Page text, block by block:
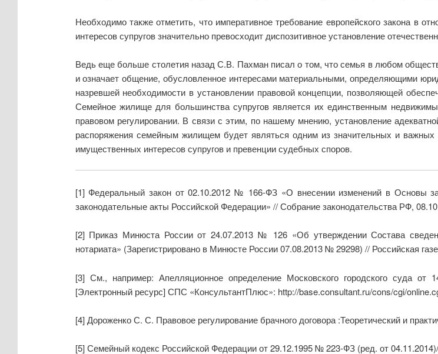
Необходимо также отметить, что императивное требование европейского закона в
интересов супругов значительно превосходит диспозитивное установление
Ведь еще больше столетия назад С.В. Пахман писал о том, что семья в любом
и означает общение, обусловленное интересами материальными, определяющими
назревшей необходимости в установлении правовой концепции, позволяющей
Семейное жилище для большинства супругов является их единственным
правовом регулировании. В связи с этим, по нашему мнению, установление
распоряжения семейным жилищем будет являться одним из значительных и
имущественных интересов супругов и превенции судебных споров.
[1] Федеральный закон от 02.10.2012 № 166-ФЗ «О внесении изменений в Основы
законодательные акты Российской Федерации» // Собрание законодательства РФ,
[2] Приказ Минюста России от 24.07.2013 № 126 «Об утверждении Состава
нотариата» (Зарегистрировано в Минюсте России 07.08.2013 № 29298) // Российская
[3] См., например: Апелляционное определение Московского городского суда
[Электронный ресурс] СПС «КонсультантПлюс»: http://base.consultant.ru/cons/cgi/
[4] Дороженко С. С. Правовое регулирование брачного договора :Теоретический и
[5] Семейный кодекс Российской Федерации от 29.12.1995 № 223-ФЗ (ред. от